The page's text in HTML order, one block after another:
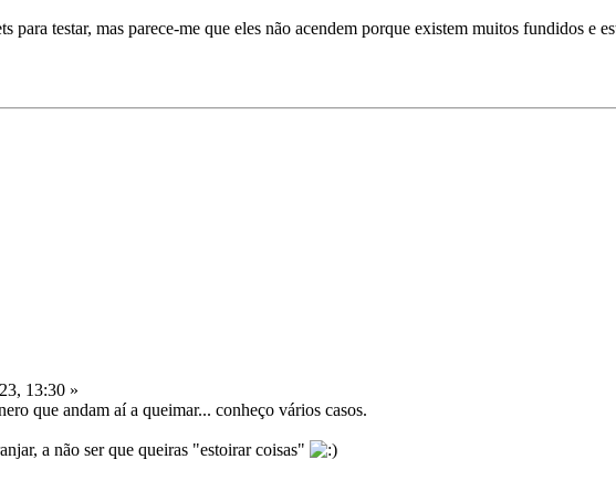
para testar, mas parece-me que eles não acendem porque existem muitos fundidos e
13:30 »
que andam aí a queimar... conheço vários casos.
a não ser que queiras "estoirar coisas"